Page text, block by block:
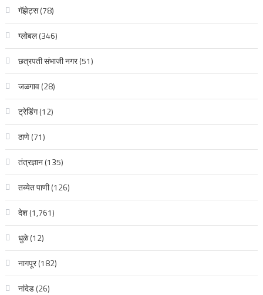
गॅझेट्स(78)
ग्लोबल(346)
छत्रपती संभाजी नगर(51)
जळगाव(28)
ट्रेडिंग(12)
ठाणे(71)
तंत्रज्ञान(135)
तब्येत पाणी(126)
देश(1,761)
धुळे(12)
नागपूर(182)
नांदेड(26)